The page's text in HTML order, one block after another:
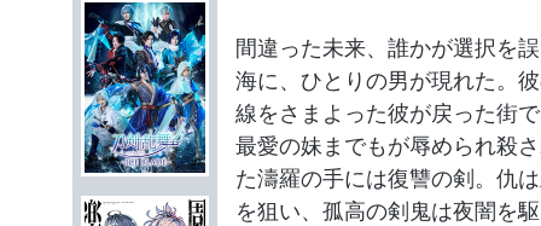
間違った未来、誰かが選択を
海に、ひとりの男が現れた。
線をさまよった彼が戻った街
最愛の妹までもが辱められ殺
た濤羅の手には復讐の剣。仇
を狙い、孤高の剣鬼は夜闇を